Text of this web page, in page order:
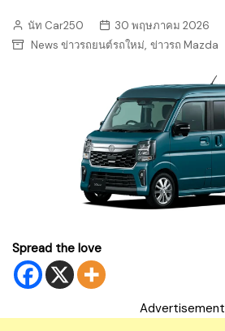
นัท Car250
30 พฤษภาคม 2026
News ข่าวรถยนต์รถใหม่, ข่าวรถ Mazda
Spread the love
Advertisement